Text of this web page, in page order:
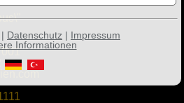
| Datenschutz | Impressum
Informationen